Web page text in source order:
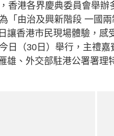
香港各界慶典委員會舉
「由治及興新階段 一國
讓香港市民現場體驗，
日（30日）舉行，主禮
雄、外交部駐港公署署